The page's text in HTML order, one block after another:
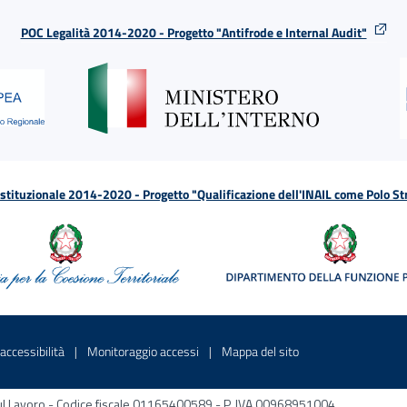
POC Legalità 2014-2020 - Progetto "Antifrode e Internal Audit"
2014-2020 - Progetto "Qualificazione dell'INAIL come Polo
una nuova finestraSito interno - Apre in una nuova finestra
Monitoraggio accessi Sito interno - Apre in una nuova
Mappa del sitoSito interno - Apre